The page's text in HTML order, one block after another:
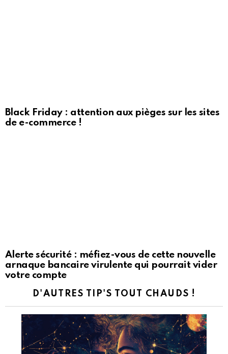
Black Friday : attention aux pièges sur les sites
de e-commerce !
Alerte sécurité : méfiez-vous de cette nouvelle
arnaque bancaire virulente qui pourrait vider
votre compte
D'AUTRES TIP'S TOUT CHAUDS !